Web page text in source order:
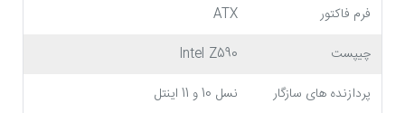
فرم فاکتور
ATX
چیپست
Intel Z590
پردازنده های سازگار
نسل 10 و 11 اینتل